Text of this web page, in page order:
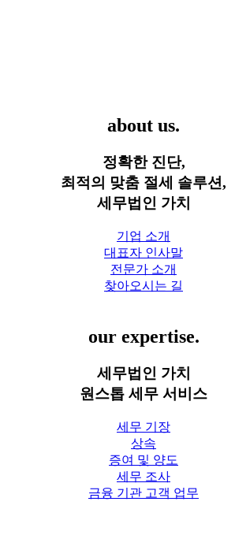
about us.
정확한 진단,
최적의 맞춤 절세 솔루션,
세무법인 가치
기업 소개
대표자 인사말
전문가 소개
찾아오시는 길
our expertise.
세무법인 가치
원스톱 세무 서비스
세무 기장
상속
증여 및 양도
세무 조사
금융 기관 고객 업무